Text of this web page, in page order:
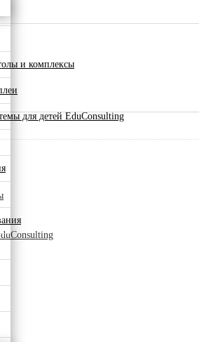
и комплексы
для детей EduConsulting